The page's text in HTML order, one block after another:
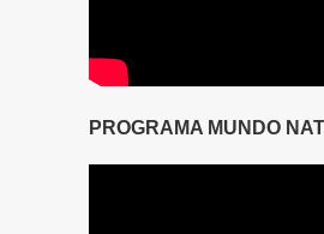
PROGRAMA MUNDO